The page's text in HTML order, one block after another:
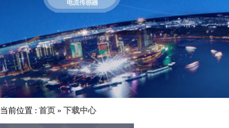
当前位置 : 首页 » 下载中心